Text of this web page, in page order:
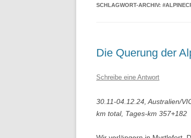
SCHLAGWORT-ARCHIV:
Die Querung der
Schreibe eine Antwort
30.11-04.12.24, Australien/
km total, Tages-km 357+182